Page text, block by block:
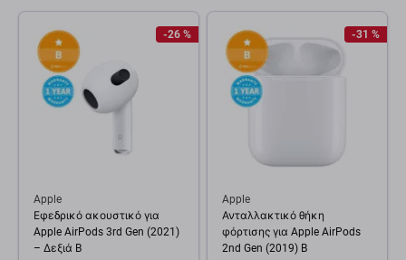
-26 %
Apple
Εφεδρικό ακουστικό για
Apple AirPods 3rd Gen (2021)
– Δεξιά B
-31 %
Apple
Ανταλλακτικό θήκη
φόρτισης για Apple AirPods
2nd Gen (2019) B